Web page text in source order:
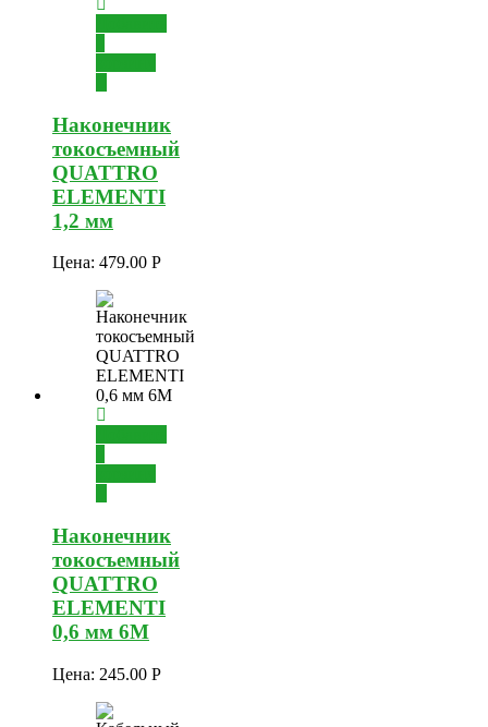
Наконечник
токосъемный
QUATTRO
ELEMENTI
1,2 мм
Цена: 479.00 Р
Наконечник
токосъемный
QUATTRO
ELEMENTI
0,6 мм 6М
Цена: 245.00 Р